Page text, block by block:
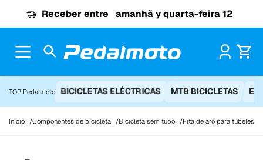
Receber entre amanhã y quarta-feira 12
TOP Pedalmoto BICICLETAS ELÉCTRICAS MTB BICICLETAS
Início Componentes de bicicleta Bicicleta sem tubo Fita de aro para tubeless